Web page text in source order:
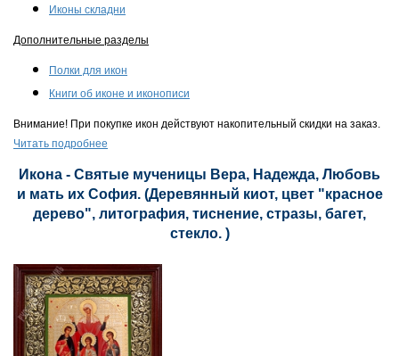
Иконы складни
Дополнительные разделы
Полки для икон
Книги об иконе и иконописи
Внимание! При покупке икон действуют накопительный скидки на заказ.
Читать подробнее
Икона - Святые мученицы Вера, Надежда, Любовь
и мать их София. (Деревянный киот, цвет "красное
дерево", литография, тиснение, стразы, багет,
стекло. )